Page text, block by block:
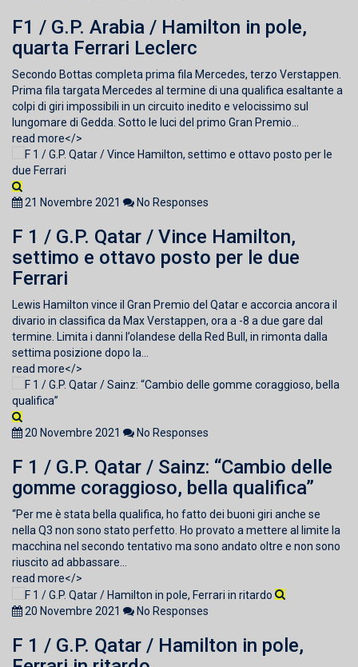
F1 / G.P. Arabia / Hamilton in pole,
quarta Ferrari Leclerc
Secondo Bottas completa prima fila Mercedes, terzo Verstappen.
Prima fila targata Mercedes al termine di una qualifica esaltante a
colpi di giri impossibili in un circuito inedito e velocissimo sul
lungomare di Gedda. Sotto le luci del primo Gran Premio...
read more</>
21 Novembre 2021 No Responses
F 1 / G.P. Qatar / Vince Hamilton,
settimo e ottavo posto per le due
Ferrari
Lewis Hamilton vince il Gran Premio del Qatar e accorcia ancora il
divario in classifica da Max Verstappen, ora a -8 a due gare dal
termine. Limita i danni l’olandese della Red Bull, in rimonta dalla
settima posizione dopo la...
read more</>
20 Novembre 2021 No Responses
F 1 / G.P. Qatar / Sainz: “Cambio delle
gomme coraggioso, bella qualifica”
“Per me è stata bella qualifica, ho fatto dei buoni giri anche se
nella Q3 non sono stato perfetto. Ho provato a mettere al limite la
macchina nel secondo tentativo ma sono andato oltre e non sono
riuscito ad abbassare...
read more</>
20 Novembre 2021 No Responses
F 1 / G.P. Qatar / Hamilton in pole,